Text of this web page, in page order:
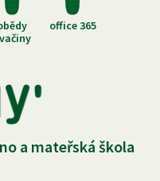
office 365
a mateřská škola